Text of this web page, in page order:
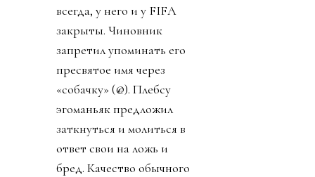
всегда, у него и у FIFA
закрыты. Чиновник
запретил упоминать его
пресвятое имя через
«собачку» (@). Плебсу
эгоманьяк предложил
заткнуться и молиться в
ответ свои на ложь и
бред. Качество обычного